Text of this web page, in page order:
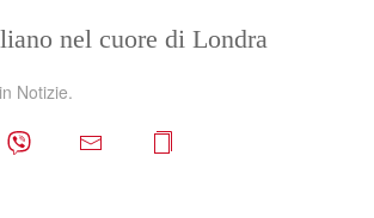
nel cuore di Londra
Notizie.